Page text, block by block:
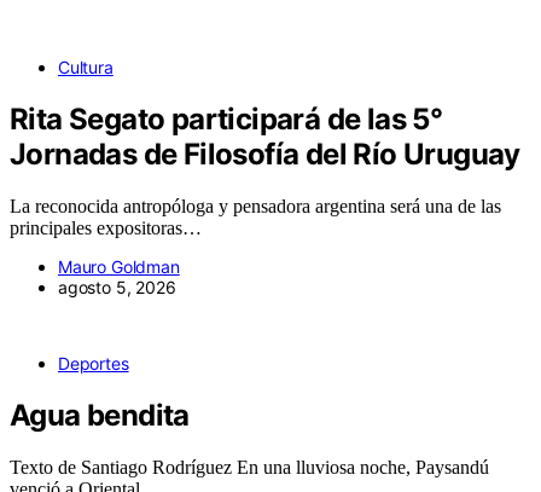
Cultura
Rita Segato participará de las 5°
Jornadas de Filosofía del Río Uruguay
La reconocida antropóloga y pensadora argentina será una de las
principales expositoras…
Mauro Goldman
agosto 5, 2026
Deportes
Agua bendita
Texto de Santiago Rodríguez En una lluviosa noche, Paysandú